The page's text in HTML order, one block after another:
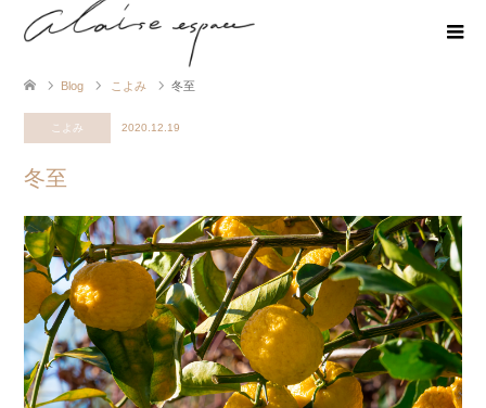
Blog こよみ 冬至
こよみ 2020.12.19
冬至